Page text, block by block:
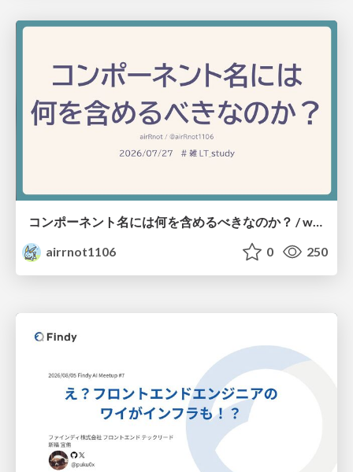
コンポーネント名には何を含めるべきなのか？ / what-should-be-included-in-component-names
airrnot1106
0 250